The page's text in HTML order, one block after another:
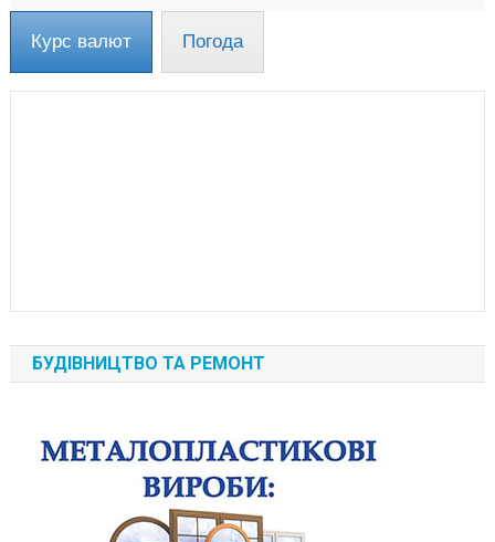
Курс валют Погода
БУДІВНИЦТВО ТА РЕМОНТ